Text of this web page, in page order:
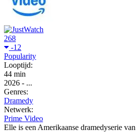
268
-12
Popularity
Looptijd:
44 min
2026 - ...
Genres:
Dramedy
Netwerk:
Prime Video
Elle is een Amerikaanse dramedyserie